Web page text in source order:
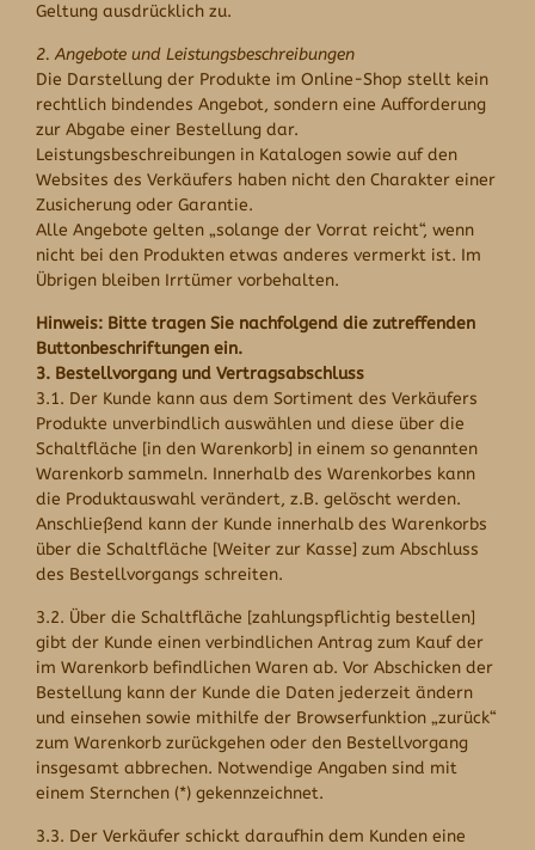
Geltung ausdrücklich zu.
2. Angebote und Leistungsbeschreibungen
Die Darstellung der Produkte im Online-Shop stellt kein
rechtlich bindendes Angebot, sondern eine Aufforderung
zur Abgabe einer Bestellung dar.
Leistungsbeschreibungen in Katalogen sowie auf den
Websites des Verkäufers haben nicht den Charakter einer
Zusicherung oder Garantie.
Alle Angebote gelten „solange der Vorrat reicht“, wenn
nicht bei den Produkten etwas anderes vermerkt ist. Im
Übrigen bleiben Irrtümer vorbehalten.
Hinweis: Bitte tragen Sie nachfolgend die zutreffenden
Buttonbeschriftungen ein.
3. Bestellvorgang und Vertragsabschluss
3.1. Der Kunde kann aus dem Sortiment des Verkäufers
Produkte unverbindlich auswählen und diese über die
Schaltfläche [in den Warenkorb] in einem so genannten
Warenkorb sammeln. Innerhalb des Warenkorbes kann
die Produktauswahl verändert, z.B. gelöscht werden.
Anschließend kann der Kunde innerhalb des Warenkorbs
über die Schaltfläche [Weiter zur Kasse] zum Abschluss
des Bestellvorgangs schreiten.
3.2. Über die Schaltfläche [zahlungspflichtig bestellen]
gibt der Kunde einen verbindlichen Antrag zum Kauf der
im Warenkorb befindlichen Waren ab. Vor Abschicken der
Bestellung kann der Kunde die Daten jederzeit ändern
und einsehen sowie mithilfe der Browserfunktion „zurück“
zum Warenkorb zurückgehen oder den Bestellvorgang
insgesamt abbrechen. Notwendige Angaben sind mit
einem Sternchen (*) gekennzeichnet.
3.3. Der Verkäufer schickt daraufhin dem Kunden eine